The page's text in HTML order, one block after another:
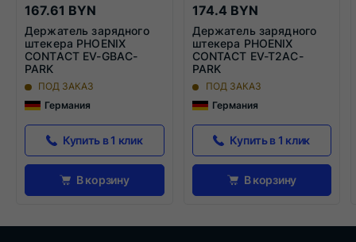
167.61 BYN
Держатель зарядного
штекера PHOENIX
CONTACT EV-GBAC-
PARK
ПОД ЗАКАЗ
Германия
Купить в 1 клик
В корзину
174.4 BYN
Держатель зарядного
штекера PHOENIX
CONTACT EV-T2AC-
PARK
ПОД ЗАКАЗ
Германия
Купить в 1 клик
В корзину